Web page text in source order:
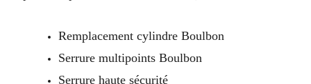
Remplacement cylindre Boulbon
Serrure multipoints Boulbon
Serrure haute sécurité